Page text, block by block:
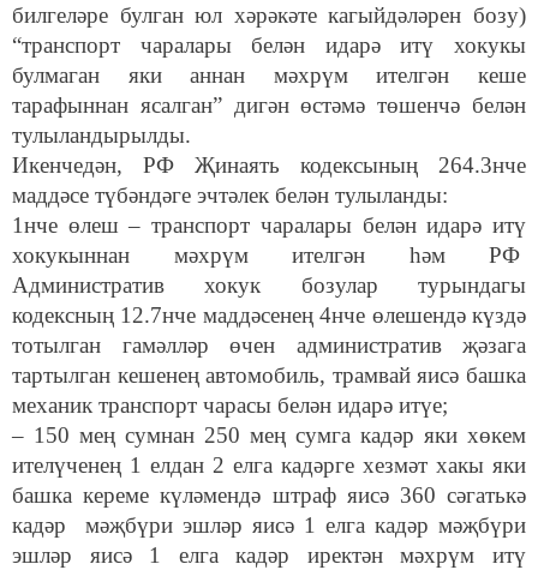
билгеләре булган юл хәрәкәте кагыйдәләрен бозу)
“транспорт чаралары белән идарә итү хокукы
булмаган яки аннан мәхрүм ителгән кеше
тарафыннан ясалган” дигән өстәмә төшенчә белән
тулыландырылды.
Икенчедән, РФ Җинаять кодексының 264.3нче
маддәсе түбәндәге эчтәлек белән тулыланды:
1нче өлеш – транспорт чаралары белән идарә итү
хокукыннан мәхрүм ителгән һәм РФ
Административ хокук бозулар турындагы
кодексның 12.7нче маддәсенең 4нче өлешендә күздә
тотылган гамәлләр өчен административ җәзага
тартылган кешенең автомобиль, трамвай яисә башка
механик транспорт чарасы белән идарә итүе;
– 150 мең сумнан 250 мең сумга кадәр яки хөкем
ителүченең 1 елдан 2 елга кадәрге хезмәт хакы яки
башка кереме күләмендә штраф яисә 360 сәгатькә
кадәр мәҗбүри эшләр яисә 1 елга кадәр мәҗбүри
эшләр яисә 1 елга кадәр иректән мәхрүм итү